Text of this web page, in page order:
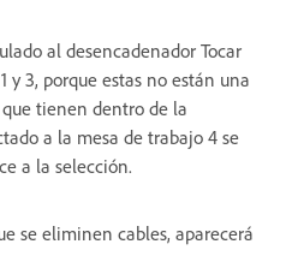
al desencadenador Tocar
y 3, porque estas no están una
tienen dentro de la
a la mesa de trabajo 4 se
a la selección.
se eliminen cables, aparecerá